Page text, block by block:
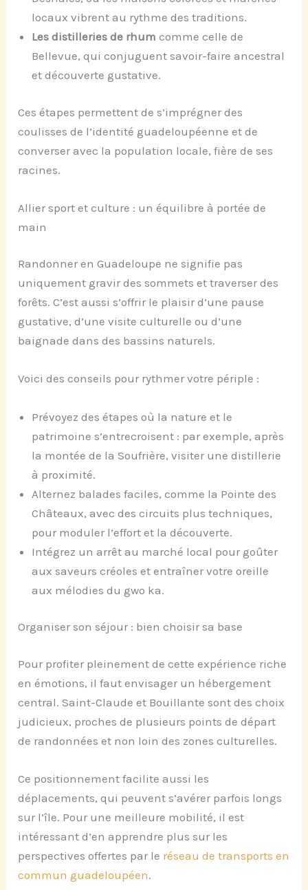
locaux vibrent au rythme des traditions.
Les distilleries de rhum comme celle de
Bellevue, qui conjuguent savoir-faire ancestral
et découverte gustative.
Ces étapes permettent de s’imprégner des
coulisses de l’identité guadeloupéenne et de
converser avec la population locale, fière de ses
racines.
Allier sport et culture : un équilibre à portée de
main
Randonner en Guadeloupe ne signifie pas
uniquement gravir des sommets et traverser des
forêts. C’est aussi s’offrir le plaisir d’une pause
gustative, d’une visite culturelle ou d’une
baignade dans des bassins naturels.
Voici des conseils pour rythmer votre périple :
Prévoyez des étapes où la nature et le
patrimoine s’entrecroisent : par exemple, après
la montée de la Soufrière, visiter une distillerie
à proximité.
Alternez balades faciles, comme la Pointe des
Châteaux, avec des circuits plus techniques,
pour moduler l’effort et la découverte.
Intégrez un arrêt au marché local pour goûter
aux saveurs créoles et entraîner votre oreille
aux mélodies du gwo ka.
Organiser son séjour : bien choisir sa base
Pour profiter pleinement de cette expérience riche
en émotions, il faut envisager un hébergement
central. Saint-Claude et Bouillante sont des choix
judicieux, proches de plusieurs points de départ
de randonnées et non loin des zones culturelles.
Ce positionnement facilite aussi les
déplacements, qui peuvent s’avérer parfois longs
sur l’île. Pour une meilleure mobilité, il est
intéressant d’en apprendre plus sur les
perspectives offertes par le réseau de transports en
commun guadeloupéen.